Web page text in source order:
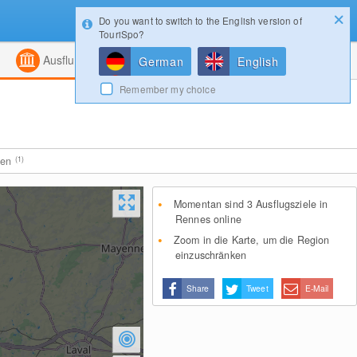
Kombiniert
Ausflugsziele Magazin
(1)
Momentan sind 3 Ausflugsziele in
Rennes online
Zoom in die Karte, um die Region
einzuschränken
Share Tweet E-Mail
Login
Do you want to switch to the English version of
TouriSpo?
German English
Remember my choice
Konfigurator Gewinnspiele